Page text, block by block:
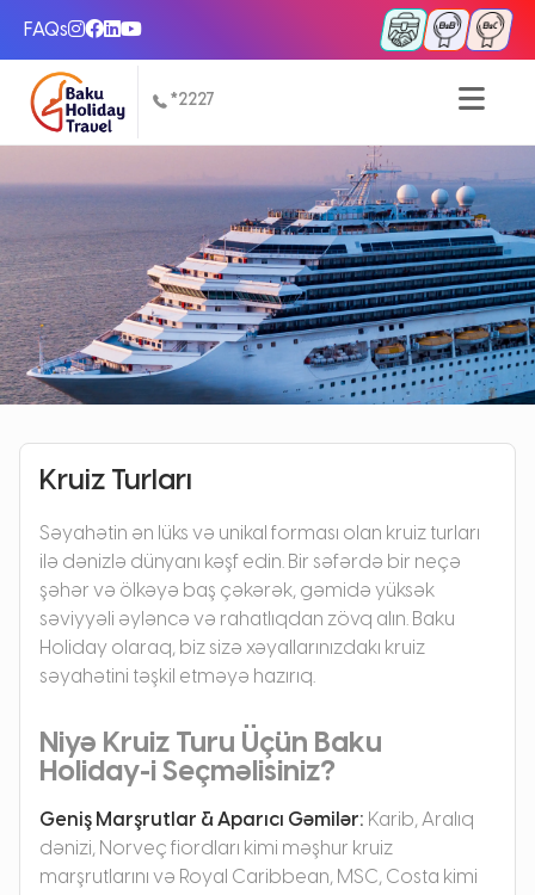
FAQs
*2227
Kruiz Turları
Səyahətin ən lüks və unikal forması olan kruiz turları
ilə dənizlə dünyanı kəşf edin. Bir səfərdə bir neçə
şəhər və ölkəyə baş çəkərək, gəmidə yüksək
səviyyəli əyləncə və rahatlıqdan zövq alın. Baku
Holiday olaraq, biz sizə xəyallarınızdakı kruiz
səyahətini təşkil etməyə hazırıq.
Niyə Kruiz Turu Üçün Baku
Holiday-i Seçməlisiniz?
Geniş Marşrutlar & Aparıcı Gəmilər: Karib, Aralıq
dənizi, Norveç fiordları kimi məşhur kruiz
marşrutlarını və Royal Caribbean, MSC, Costa kimi